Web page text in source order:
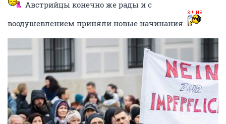
Австрийцы конечно же рады и с
воодушевлением приняли новые начинания.